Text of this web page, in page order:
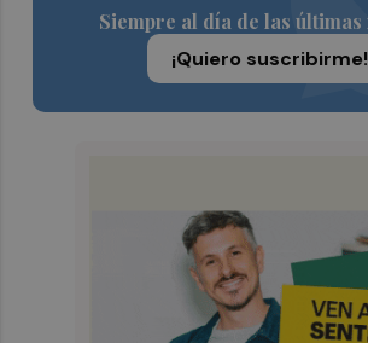
Siempre al día de las
¡Quiero suscribirme!